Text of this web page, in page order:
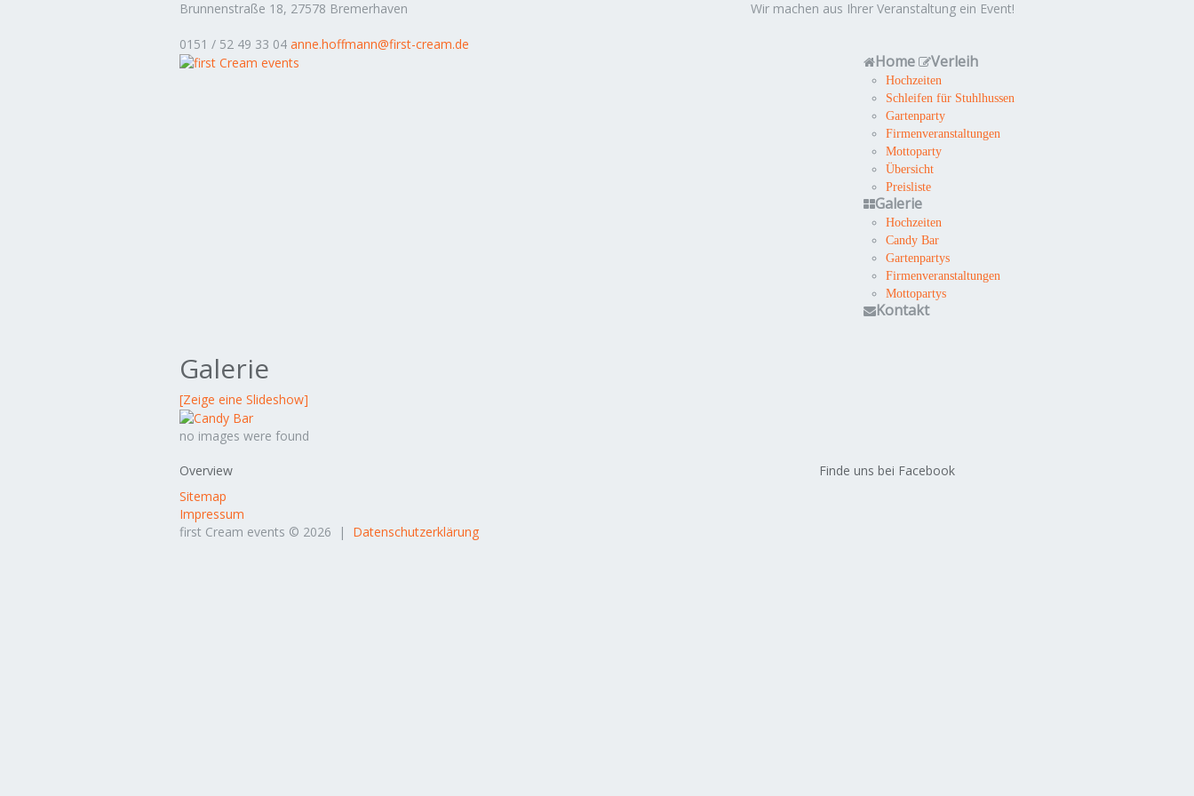
Brunnenstraße 18, 27578 Bremerhaven
0151 / 52 49 33 04 anne.hoffmann@first-cream.de
Wir machen aus Ihrer Veranstaltung ein Event!
Home Verleih
Hochzeiten
Schleifen für Stuhlhussen
Gartenparty
Firmenveranstaltungen
Mottoparty
Übersicht
Preisliste
Galerie
Hochzeiten
Candy Bar
Gartenpartys
Firmenveranstaltungen
Mottopartys
Kontakt
Galerie
[Zeige eine Slideshow]
no images were found
Overview
Sitemap
Impressum
Finde uns bei Facebook
first Cream events © 2026 | Datenschutzerklärung